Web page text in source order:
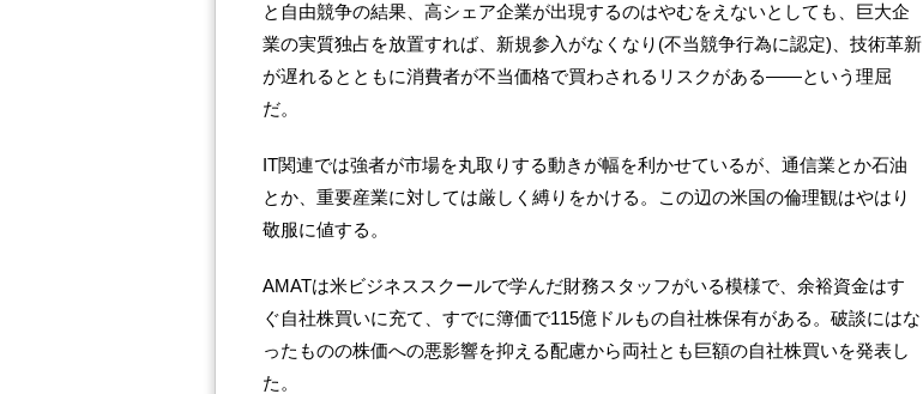
と自由競争の結果、高シェア企業が出現するのはやむをえないとしても、巨大企
業の実質独占を放置すれば、新規参入がなくなり(不当競争行為に認定)、技術革新
が遅れるとともに消費者が不当価格で買わされるリスクがある――という理屈
だ。
IT関連では強者が市場を丸取りする動きが幅を利かせているが、通信業とか石油
とか、重要産業に対しては厳しく縛りをかける。この辺の米国の倫理観はやはり
敬服に値する。
AMATは米ビジネススクールで学んだ財務スタッフがいる模様で、余裕資金はす
ぐ自社株買いに充て、すでに簿価で115億ドルもの自社株保有がある。破談にはな
ったものの株価への悪影響を抑える配慮から両社とも巨額の自社株買いを発表し
た。